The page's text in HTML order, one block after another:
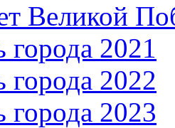
Великой
города 2021
города 2022
города 2023